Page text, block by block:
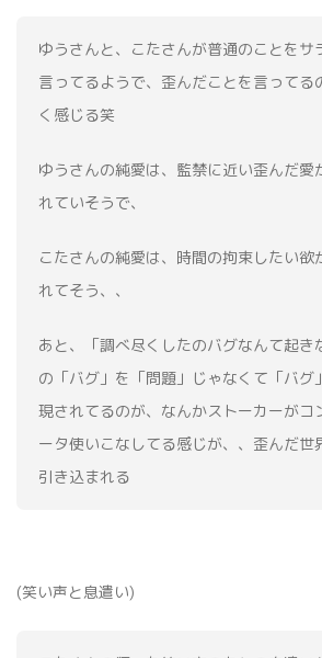
ゆうさんと、こたさんが普通のことをサ
言ってるようで、歪んだことを言ってる
く感じる笑
ゆうさんの純愛は、監禁に近い歪んだ愛
れていそうで、
こたさんの純愛は、時間の拘束したい欲
れてそう、、
あと、「調べ尽くしたのバグなんて起き
の「バグ」を「問題」じゃなくて「バグ
現されてるのが、なんかストーカーがコ
ータ使いこなしてる感じが、、歪んだ世
引き込まれる
(笑い声と息遣い)